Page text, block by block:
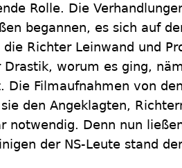
Rolle. Die
begannen, es sich auf
Richter Leinwand und
Drastik, worum es ging,
Die Filmaufnahmen von
den Angeklagten,
notwendig. Denn nun
der NS-Leute stand